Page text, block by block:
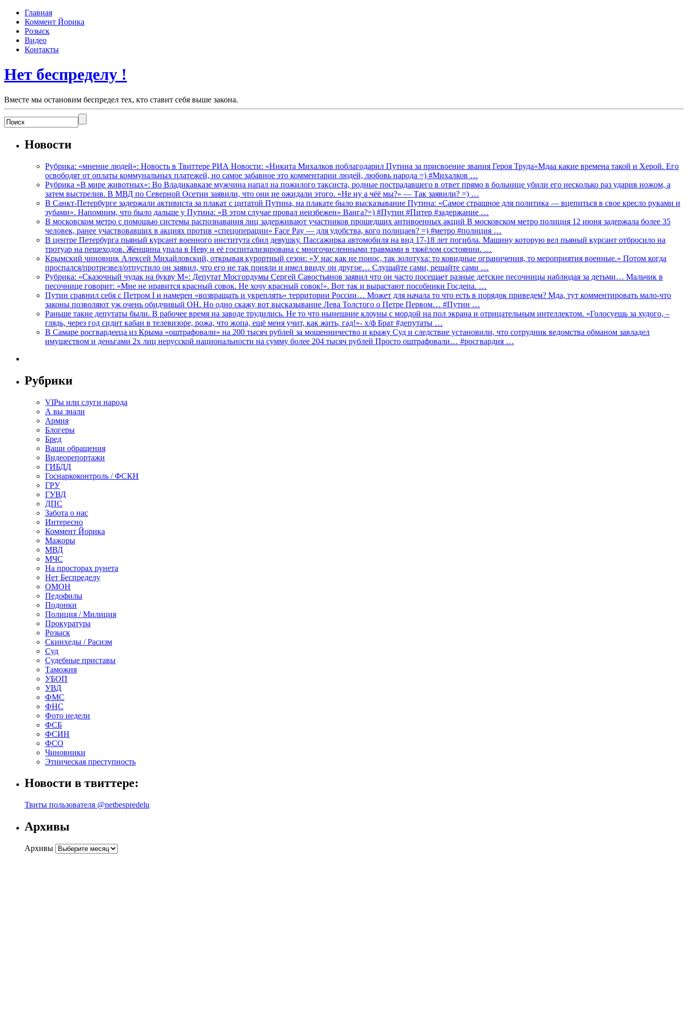
Главная
Коммент Йорика
Розыск
Видео
Контакты
Нет беспределу !
Вместе мы остановим беспредел тех, кто ставит себя выше закона.
Новости
Рубрика: «мнение людей»: Новость в Твиттере РИА Новости: «Никита Михалков поблагодарил Путина за присвоение звания Героя Труда»Мдаа какие времена такой и Херой. Его
освободят от оплаты коммунальных платежей, но самое забавное это комментарии людей, любовь народа =) #Михалков …
Рубрика «В мире животных»: Во Владикавказе мужчина напал на пожилого таксиста, родные пострадавшего в ответ прямо в больнице убили его несколько раз ударив ножом, а
затем выстрелив. В МВД по Северной Осетии заявили, что они не ожидали этого. «Не ну а чёё мы?» — Так заявили? =) …
В Санкт-Петербурге задержали активиста за плакат с цитатой Путина, на плакате было высказывание Путина: «Самое страшное для политика — вцепиться в свое кресло руками и
зубами». Напомним, что было дальше у Путина: «В этом случае провал неизбежен» Ванга?=) #Путин #Питер #задержание …
В московском метро с помощью системы распознавания лиц задерживают участников прошедших антивоенных акций В московском метро полиция 12 июня задержала более 35
человек, ранее участвовавших в акциях против «спецоперации» Face Pay — для удобства, кого полицаев? =) #метро #полиция …
В центре Петербурга пьяный курсант военного института сбил девушку. Пассажирка автомобиля на вид 17-18 лет погибла. Машину которую вел пьяный курсант отбросило на
тротуар на пешеходов. Женщина упала в Неву и её госпитализирована с многочисленными травмами в тяжёлом состоянии. …
Крымский чиновник Алексей Михайловский, открывая курортный сезон: «У нас как не понос, так золотуха: то ковидные ограничения, то мероприятия военные.» Потом когда
проспался/протрезвел/отпустило он заявил, что его не так поняли и имел ввиду он другое… Слушайте сами, решайте сами …
Рубрика: «Сказочный чудак на букву М»: Депутат Мосгордумы Сергей Савостьянов заявил что он часто посещает разные детские песочницы наблюдая за детьми… Мальчик в
песочнице говорит: «Мне не нравится красный совок. Не хочу красный совок!». Вот так и вырастают пособники Госдепа. …
Путин сравнил себя с Петром I и намерен «возвращать и укреплять» территории России… Может для начала то что есть в порядок приведем? Мда, тут комментировать мало-что
законы позволяют уж очень обидчивый ОН. Но одно скажу вот высказывание Лева Толстого о Петре Первом… #Путин …
Раньше такие депутаты были. В рабочее время на заводе трудились. Не то что нынешние клоуны с мордой на пол экрана и отрицательным интеллектом. «Голосуешь за худого, –
глядь, через год сидит кабан в телевизоре, рожа, что жопа, ещё меня учит, как жить, гад!»- х/ф Брат #депутаты …
В Самаре росгвардееца из Крыма «оштрафовали» на 200 тысяч рублей за мошенничество и кражу Суд и следствие установили, что сотрудник ведомства обманом завладел
имуществом и деньгами 2х лиц нерусской национальности на сумму более 204 тысяч рублей Просто оштрафовали… #росгвардия …
Рубрики
VIPы или слуги народа
А вы знали
Армия
Блогеры
Бред
Ваши обращения
Видеорепортажи
ГИБДД
Госнаркоконтроль / ФСКН
ГРУ
ГУВД
ДПС
Забота о нас
Интересно
Коммент Йорика
Мажоры
МВД
МЧС
На просторах рунета
Нет Беспределу
ОМОН
Педофилы
Подонки
Полиция / Милиция
Прокуратура
Розыск
Скинхеды / Расизм
Суд
Судебные приставы
Таможня
УБОП
УВД
ФМС
ФНС
Фото недели
ФСБ
ФСИН
ФСО
Чиновники
Этническая преступность
Новости в твиттере:
Твиты пользователя @netbespredelu
Архивы
Архивы